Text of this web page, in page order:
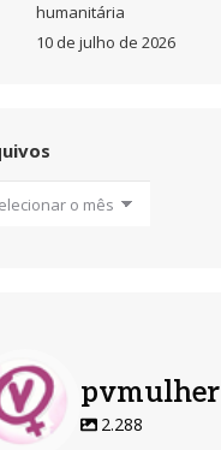
humanitária
10 de julho de 2026
pvmulher
2.288